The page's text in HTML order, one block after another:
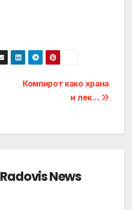
Компирот како храна
и лек…
Radovis News